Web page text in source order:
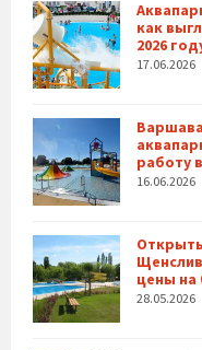
как
2026
17.06.2026
работу
16.06.2026
цены на
28.05.2026